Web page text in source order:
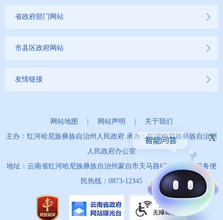
省政府部门网站
市县区政府网站
友情链接
网站地图 网站声明
关于我们
主办：红河哈尼族彝族自治州人民政府 承办：红河哈尼族彝族自治州
人民政府办公室
地址：云南省红河哈尼族彝族自治州蒙自市天马路67号 政务服务便
民热线：0873-12345
x